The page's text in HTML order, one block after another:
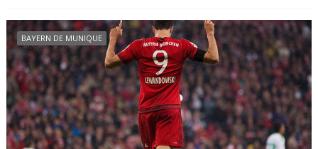
BAYERN DE MUNIQUE